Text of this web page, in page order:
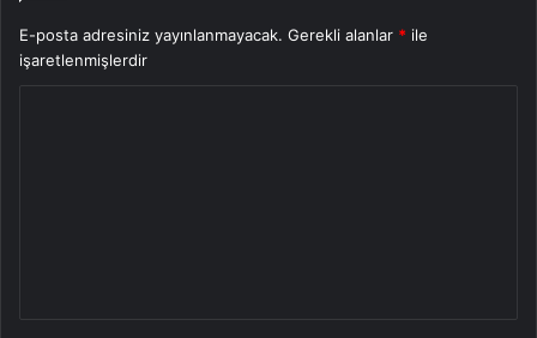
E-posta adresiniz yayınlanmayacak. Gerekli alanlar * ile
işaretlenmişlerdir